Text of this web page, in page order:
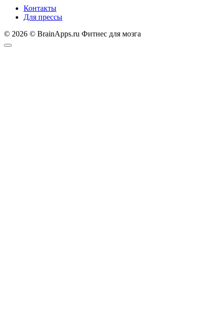
Контакты
Для прессы
© 2026 © BrainApps.ru Фитнес для мозга